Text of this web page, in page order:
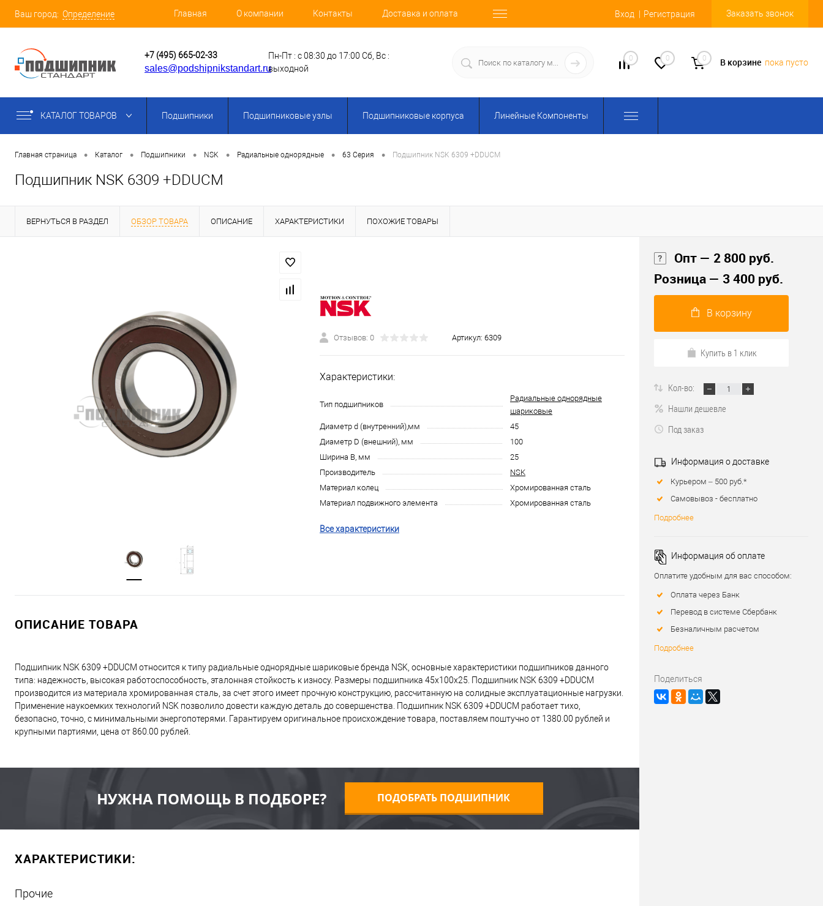
Ваш город: Определение Главная О компании Контакты Доставка и оплата Вход Регистрация Заказать звонок
+7 (495) 665-02-33
sales@podshipnikstandart.ru
Пн-Пт : с 08:30 до 17:00 Сб, Вс :
выходной
0 0 0 В корзине пока пусто
КАТАЛОГ ТОВАРОВ Подшипники Подшипниковые узлы Подшипниковые корпуса Линейные Компоненты
Главная страница • Каталог • Подшипники • NSK • Радиальные однорядные • 63 Серия • Подшипник NSK 6309 +DDUCM
Подшипник NSK 6309 +DDUCM
ВЕРНУТЬСЯ В РАЗДЕЛ ОБЗОР ТОВАРА ОПИСАНИЕ ХАРАКТЕРИСТИКИ ПОХОЖИЕ ТОВАРЫ
Отзывов: 0 Артикул: 6309
Характеристики:
Тип подшипников
Радиальные однорядные
шариковые
Диаметр d (внутренний),мм
45
Диаметр D (внешний), мм
100
Ширина B, мм
25
Производитель
NSK
Материал колец
Хромированная сталь
Материал подвижного элемента
Хромированная сталь
Все характеристики
ОПИСАНИЕ ТОВАРА
Подшипник NSK 6309 +DDUCM относится к типу радиальные однорядные шариковые бренда NSK, основные характеристики подшипников данного
типа: надежность, высокая работоспособность, эталонная стойкость к износу. Размеры подшипника 45x100x25. Подшипник NSK 6309 +DDUCM
производится из материала хромированная сталь, за счет этого имеет прочную конструкцию, рассчитанную на солидные эксплуатационные нагрузки.
Применение наукоемких технологий NSK позволило довести каждую деталь до совершенства. Подшипник NSK 6309 +DDUCM работает тихо,
безопасно, точно, с минимальными энергопотерями. Гарантируем оригинальное происхождение товара, поставляем поштучно от 1380.00 рублей и
крупными партиями, цена от 860.00 рублей.
НУЖНА ПОМОЩЬ В ПОДБОРЕ? ПОДОБРАТЬ ПОДШИПНИК
ХАРАКТЕРИСТИКИ:
Прочие
Опт — 2 800 руб.
Розница — 3 400 руб.
В корзину
Купить в 1 клик
Кол-во:
Нашли дешевле
Под заказ
Информация о доставке
Курьером – 500 руб.*
Самовывоз - бесплатно
Подробнее
Информация об оплате
Оплатите удобным для вас способом:
Оплата через Банк
Перевод в системе Сбербанк
Безналичным расчетом
Подробнее
Поделиться